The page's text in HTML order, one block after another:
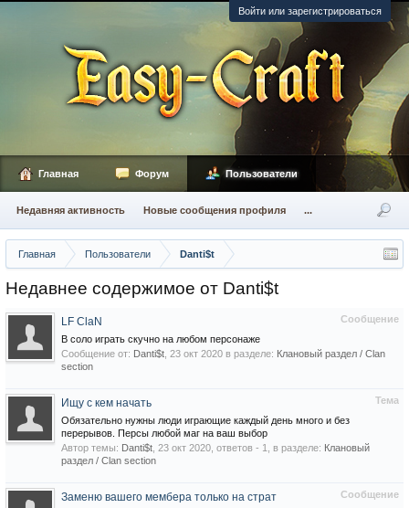
Войти или зарегистрироваться
Главная Пользователи Danti$t
Недавнее содержимое от Danti$t
Сообщение
LF ClaN
В соло играть скучно на любом персонаже
Сообщение от: Danti$t 23 окт 2020 в разделе: Клановый раздел / Сlan
section
Тема
Ищу с кем начать
Обязательно нужны люди играющие каждый день много и без
перерывов. Персы любой маг на ваш выбор
Автор темы: Danti$t 23 окт 2020 , ответов - 1, в разделе: Клановый
раздел / Сlan section
Сообщение
Заменю вашего мембера только на страт
Главная Форум Пользователи
Недавняя активность Новые сообщения профиля ...